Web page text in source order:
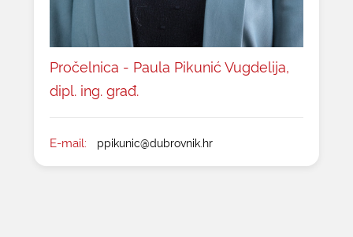
Pročelnica - Paula Pikunić Vugdelija,
dipl. ing. građ.
E-mail: ppikunic@dubrovnik.hr